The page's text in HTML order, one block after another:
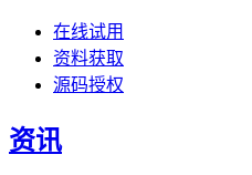
在线试用
资料获取
源码授权
资讯